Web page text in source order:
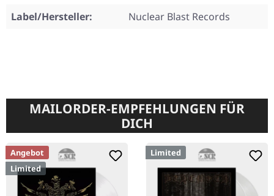
Label/Hersteller:
Nuclear Blast Records
MAILORDER-EMPFEHLUNGEN FÜR
DICH
Angebot
Limited
Limited